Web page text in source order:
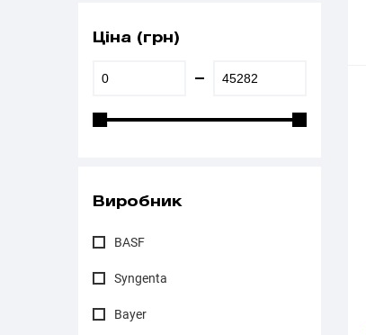
Ціна (грн)
Виробник
BASF
Syngenta
Bayer